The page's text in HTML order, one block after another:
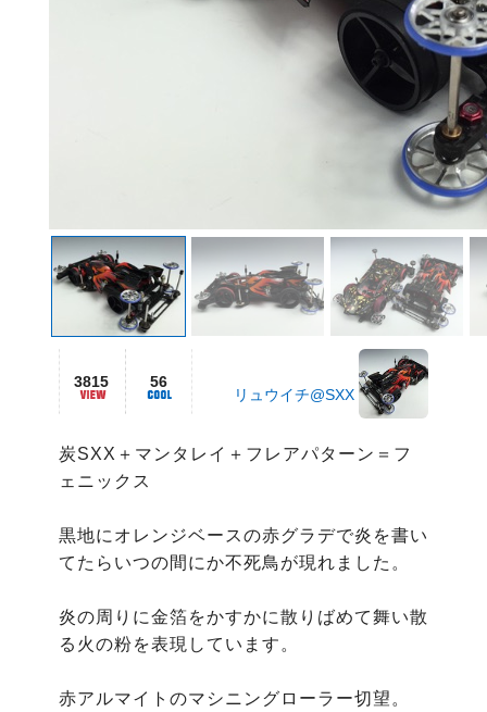
3815 56
リュウイチ@SXX
炭SXX＋マンタレイ＋フレアパターン＝フ
ェニックス
黒地にオレンジベースの赤グラデで炎を書い
てたらいつの間にか不死鳥が現れました。
炎の周りに金箔をかすかに散りばめて舞い散
る火の粉を表現しています。
赤アルマイトのマシニングローラー切望。